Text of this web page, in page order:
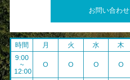
お問い合わせ
時間 月 火 水 木
9:00
~
12:00
O O O O